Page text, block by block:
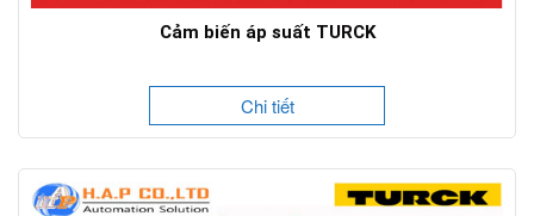
Cảm biến áp suất TURCK
Chi tiết